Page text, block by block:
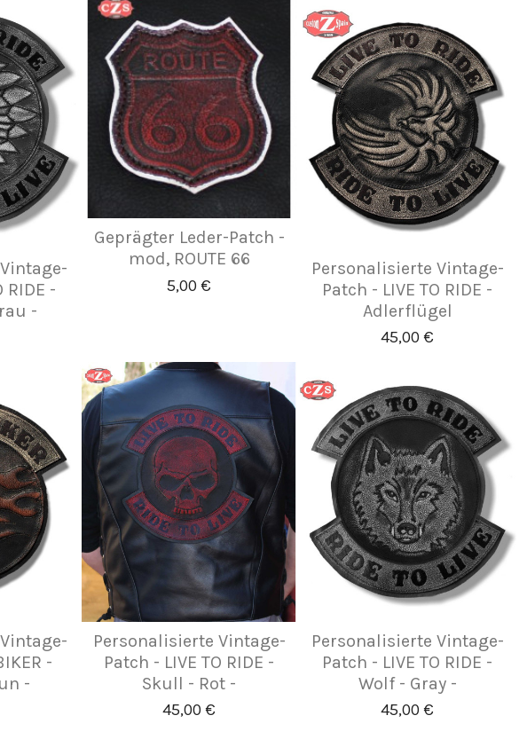
RIDE -
-
Geprägter Leder-Patch -
mod, ROUTE 66
5,00 €
Personalisierte Vintage-
Patch - LIVE TO RIDE -
Adlerflügel
45,00 €
-
-
Personalisierte Vintage-
Patch - LIVE TO RIDE -
Skull - Rot -
45,00 €
Personalisierte Vintage-
Patch - LIVE TO RIDE -
Wolf - Gray -
45,00 €